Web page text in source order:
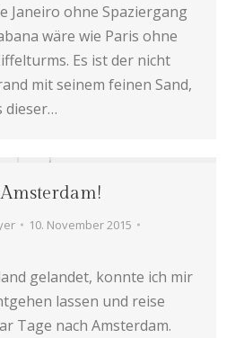
Janeiro ohne Spaziergang
wäre wie Paris ohne
Es ist der nicht
mit seinem feinen Sand,
dieser…
Amsterdam!
10. November 2015
gelandet, konnte ich mir
lassen und reise
Tage nach Amsterdam.